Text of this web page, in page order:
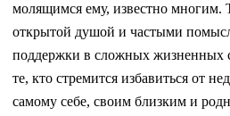
молящимся ему, известно многим.
открытой душой и частыми
поддержки в сложных жизненных
те, кто стремится избавиться от
самому себе, своим близким и